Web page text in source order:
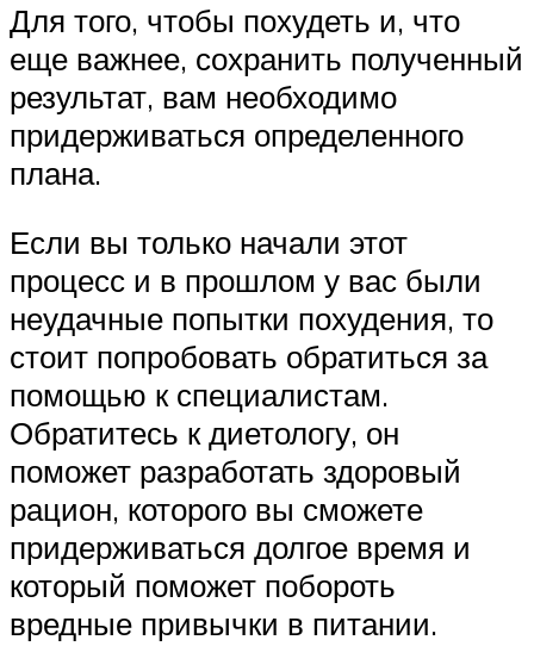
Для того, чтобы похудеть и, что
еще важнее, сохранить полученный
результат, вам необходимо
придерживаться определенного
плана.
Если вы только начали этот
процесс и в прошлом у вас были
неудачные попытки похудения, то
стоит попробовать обратиться за
помощью к специалистам.
Обратитесь к диетологу, он
поможет разработать здоровый
рацион, которого вы сможете
придерживаться долгое время и
который поможет побороть
вредные привычки в питании.